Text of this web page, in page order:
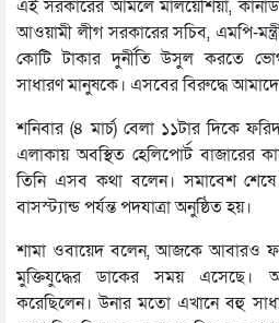
এই সরকারের আমলে মালয়েশিয়া,
আওয়ামী লীগ সরকারের সচিব, এমপি-
কোটি টাকার দুর্নীতি উসুল করতে
সাধারণ মানুষকে। এসবের বিরুদ্ধে
শনিবার (৪ মার্চ) বেলা ১১টার দিকে
এলাকায় অবস্থিত হেলিপোর্ট বাজারের
তিনি এসব কথা বলেন। সমাবেশ
বাসস্ট্যান্ড পর্যন্ত পদযাত্রা অনুষ্ঠিত হয়।
শামা ওবায়েদ বলেন, আজকে আবারও
মুক্তিযুদ্ধের ডাকের সময় এসেছে।
করেছিলেন। উনার মতো এখানে বহু